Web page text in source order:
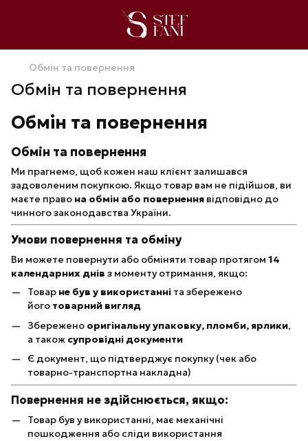
Обмін та повернення
Обмін та повернення
Обмін та повернення
Обмін та повернення
Ми прагнемо, щоб кожен наш клієнт залишався
задоволеним покупкою. Якщо товар вам не підійшов, ви
маєте право на обмін або повернення відповідно до
чинного законодавства України.
Умови повернення та обміну
Ви можете повернути або обміняти товар протягом 14
календарних днів з моменту отримання, якщо:
Товар не був у використанні та збережено
його товарний вигляд
Збережено оригінальну упаковку, пломби, ярлики,
а також супровідні документи
Є документ, що підтверджує покупку (чек або
товарно-транспортна накладна)
Повернення не здійснюється, якщо:
Товар був у використанні, має механічні
пошкодження або сліди використання